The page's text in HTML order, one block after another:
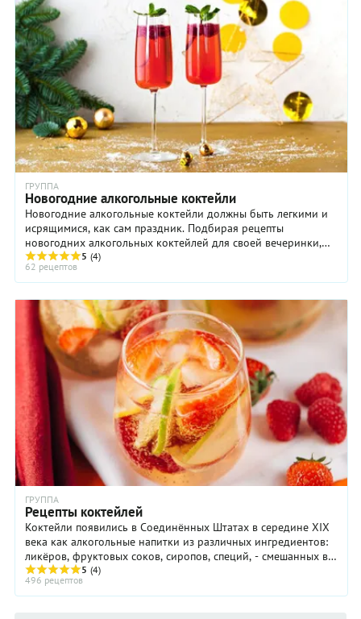
ГРУППА
Новогодние алкогольные коктейли
Новогодние алкогольные коктейли должны быть легкими и
исрящимися, как сам праздник. Подбирая рецепты
новогодних алкогольных коктейлей для своей вечеринки,
отдайте предпочтение тем, которые готовятся просто и не
требуют сложных манипуляций - ведь вы не захотите
провести всю ночь за импровизированной барной стойкой.
Также не забывайте, что новогодняя ночь длинная,
повышайте градус коктейлей постепенно.
5 (4)
62 рецептов
ГРУППА
Рецепты коктейлей
Коктейли появились в Соединённых Штатах в середине XIX
века как алкогольные напитки из различных ингредиентов:
ликёров, фруктовых соков, сиропов, специй, - смешанных в
определённой пропорции.
5 (4)
496 рецептов